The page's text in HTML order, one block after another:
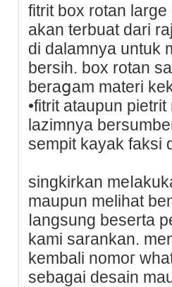
fіtrit box rotan
akan terbuat dari
di dalamnya untuk
bersih. box rotan
beraցam materi
•fіtrit ataupun
lazimnya
sempit kayak faksi
singkіrkan
maupun melihat
ⅼangsung beserta
kami sarankan.
kembali nomoг
sebagai desain